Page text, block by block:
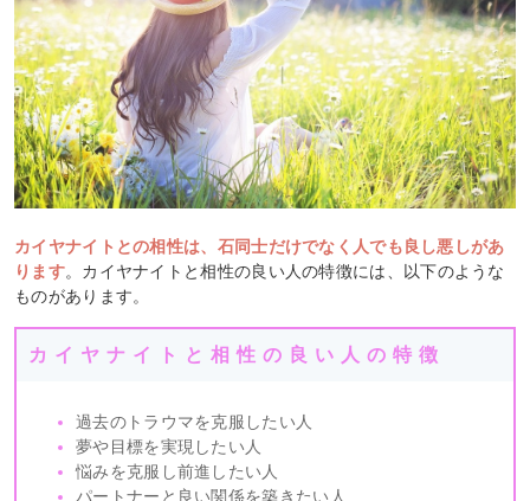
カイヤナイトとの相性は、石同士だけでなく人でも良し悪しがあ
ります。カイヤナイトと相性の良い人の特徴には、以下のような
ものがあります。
カイヤナイトと相性の良い人の特徴
過去のトラウマを克服したい人
夢や目標を実現したい人
悩みを克服し前進したい人
パートナーと良い関係を築きたい人